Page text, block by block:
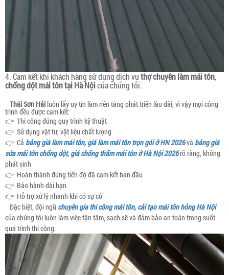
4. Cam kết khi khách hàng sử dụng dịch vụthợ chuyên làm mái tôn,
chống dột mái tôn tại Hà Nộicủa chúng tôi.
Thái Sơn Hải luôn lấy uy tín làm nền tảng phát triển lâu dài, vì vậy mọi công
trình đều được cam kết:
👉 Thi công đúng quy trình kỹ thuật
👉 Sử dụng vật tư, vật liệu chất lượng
👉 Cả bảng giá làm mái tôn, giá làm mái tôn trọn gói ở HN 2026và bảng giá
sửa mái tôn chống dột, giá chống thấm mái tôn ở Hà Nội 2026rõ ràng, không
phát sinh
👉 Hoàn thành đúng tiến độ đã cam kết ban đầu
👉 Bảo hành dài hạn
👉 Hỗ trợ xử lý nhanh khi có sự cố
Đặc biệt, đội ngũ chuyên gia thi công mái tôn, cải tạo mái tôn hỏng Hà Nội
của chúng tôi luôn làm việc tận tâm, sạch sẽ và đảm bảo an toàn trong suốt
quá trình thi công.